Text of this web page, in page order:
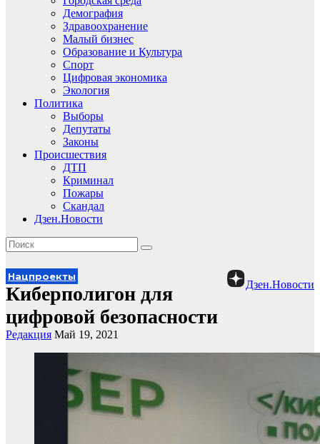
Демография
Здравоохранение
Малый бизнес
Образование и Культура
Спорт
Цифровая экономика
Экология
Политика
Выборы
Депутаты
Законы
Происшествия
ДТП
Криминал
Пожары
Скандал
Дзен.Новости
Дзен.Новости
Нацпроекты
Киберполигон для
цифровой безопасности
Редакция Май 19, 2021